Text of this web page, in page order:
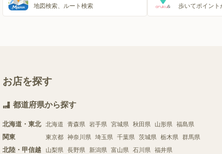
地図検索、ルート検索
歩いてポイント
お店を探す
都道府県から探す
北海道・東北 北海道 青森県 岩手県 宮城県 秋田県 山形県 福島県
関東 東京都 神奈川県 埼玉県 千葉県 茨城県 栃木県 群馬県
北陸・甲信越 山梨県 長野県 新潟県 富山県 石川県 福井県